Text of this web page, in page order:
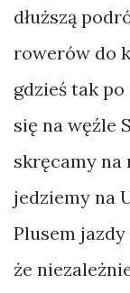
dłuższą
rowerów do
gdzieś tak
się na węźle
skręcamy
jedziemy na
Plusem
że
TAGI